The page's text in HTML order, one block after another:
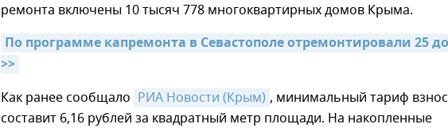
ремонта включены 10 тысяч 778 многоквартирных домов Крыма.
По программе капремонта в Севастополе отремонтировали 25
>>
Как ранее сообщало РИА Новости (Крым) , минимальный тариф
составит 6,16 рублей за квадратный метр площади. На накопленные